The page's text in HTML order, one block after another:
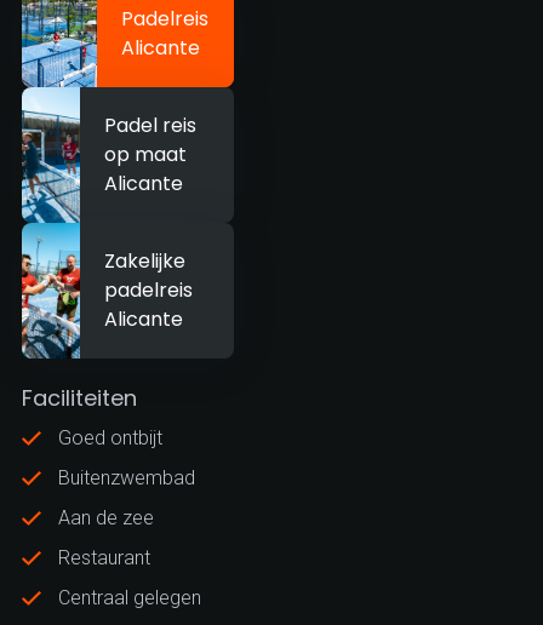
Padelreis
Alicante
Padel reis
op maat
Alicante
Zakelijke
padelreis
Alicante
Faciliteiten
Goed ontbijt
Buitenzwembad
Aan de zee
Restaurant
Centraal gelegen